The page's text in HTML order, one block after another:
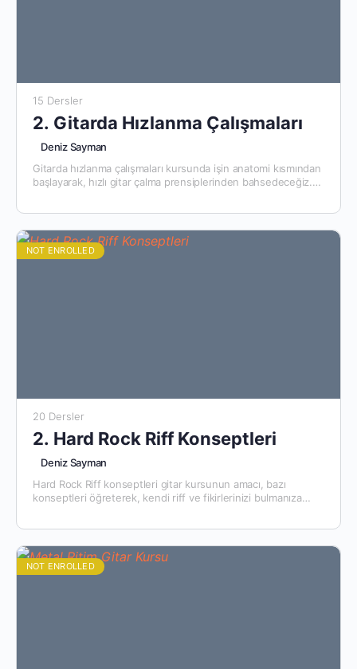
15 Dersler
2. Gitarda Hızlanma Çalışmaları
Deniz Sayman
Gitarda hızlanma çalışmaları kursunda işin anatomi kısmından
başlayarak, hızlı gitar çalma prensiplerinden bahsedeceğiz.
NOT ENROLLED
20 Dersler
2. Hard Rock Riff Konseptleri
Deniz Sayman
Hard Rock Riff konseptleri gitar kursunun amacı, bazı
konseptleri öğreterek, kendi riff ve fikirlerinizi bulmanıza
NOT ENROLLED